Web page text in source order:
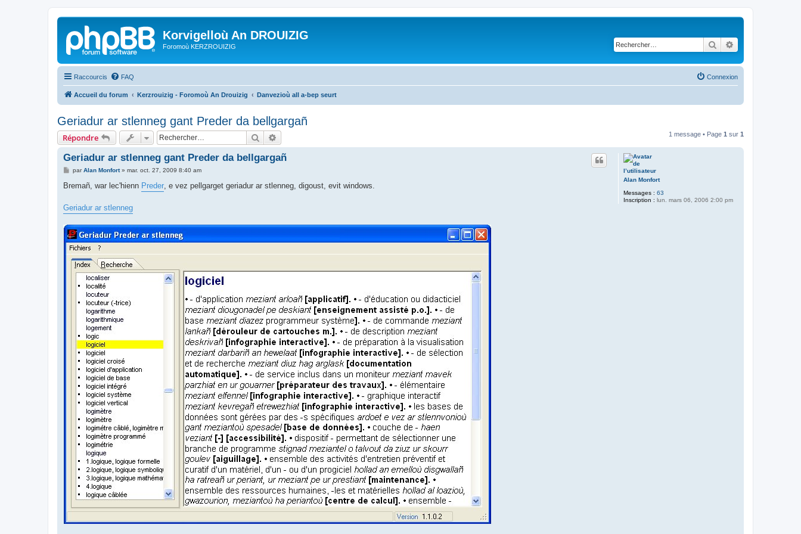
Korvigelloù An DROUIZIG
Foromoù KERZROUIZIG Rechercher
Raccourcis FAQ Connexion
Accueil du forum Kerzrouizig - Foromoù An Drouizig Danvezioù all a-bep seurt
Geriadur ar stlenneg gant Preder da bellgargañ
Répondre Rechercher 1 message • Page 1 sur 1
Alan Monfort
Messages : 63
Inscription : lun. mars 06, 2006 2:00 pm
Geriadur ar stlenneg gant Preder da bellgargañ
M
s
g
e
parAlan Monfort» mar. oct. 27, 2009 8:40 am
Bremañ, war lec'hienn Preder , e vez pellgarget geriadur ar stlenneg, digoust, evit windows.
Geriadur ar stlenneg